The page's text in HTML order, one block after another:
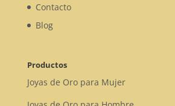
Contacto
Blog
Productos
Joyas de Oro para Mujer